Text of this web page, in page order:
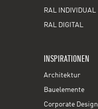
RAL INDIVIDUAL
RAL DIGITAL
INSPIRATIONEN
Architektur
Bauelemente
Corporate Design